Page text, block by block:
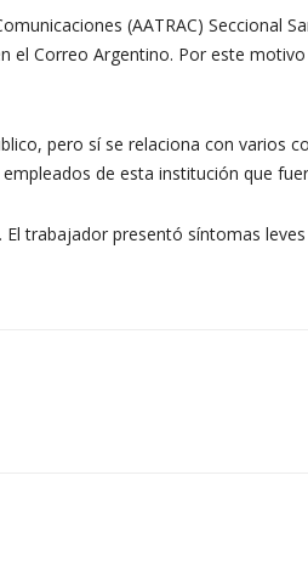
(AATRAC) Seccional
el Correo Argentino. Por este
pero sí se relaciona con varios
de esta institución que
trabajador presentó síntomas leves